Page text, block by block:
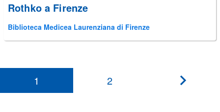
Rothko a Firenze
Biblioteca Medicea Laurenziana di Firenze
1 2